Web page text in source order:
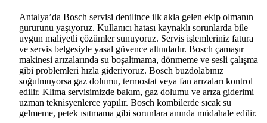
Antalya’da Bosch servisi denilince ilk akla gelen ekip olmanın
gururunu yaşıyoruz. Kullanıcı hatası kaynaklı sorunlarda bile
uygun maliyetli çözümler sunuyoruz. Servis işlemleriniz fatura
ve servis belgesiyle yasal güvence altındadır. Bosch çamaşır
makinesi arızalarında su boşaltmama, dönmeme ve sesli çalışma
gibi problemleri hızla gideriyoruz. Bosch buzdolabınız
soğutmuyorsa gaz dolumu, termostat veya fan arızaları kontrol
edilir. Klima servisimizde bakım, gaz dolumu ve arıza giderimi
uzman teknisyenlerce yapılır. Bosch kombilerde sıcak su
gelmeme, petek ısıtmama gibi sorunlara anında müdahale edilir.